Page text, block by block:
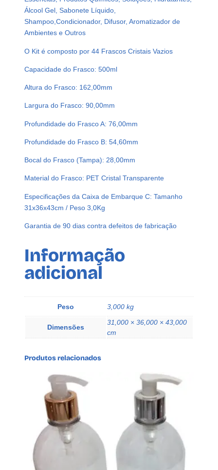
Álcool Gel, Sabonete Líquido,
Shampoo,Condicionador, Difusor, Aromatizador de
Ambientes e Outros
O Kit é composto por 44 Frascos Cristais Vazios
Capacidade do Frasco: 500ml
Altura do Frasco: 162,00mm
Largura do Frasco: 90,00mm
Profundidade do Frasco A: 76,00mm
Profundidade do Frasco B: 54,60mm
Bocal do Frasco (Tampa): 28,00mm
Material do Frasco: PET Cristal Transparente
Especificações da Caixa de Embarque C: Tamanho
31x36x43cm / Peso 3,0Kg
Garantia de 90 dias contra defeitos de fabricação
Informação
adicional
Peso 3,000 kg
Dimensões
31,000 × 36,000 × 43,000
cm
Produtos relacionados